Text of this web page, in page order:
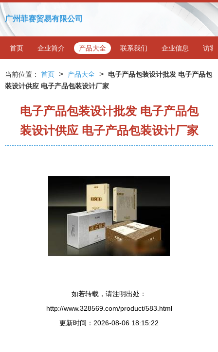
广州菲赛贸易有限公司
首页 企业简介 产品大全 联系我们 企业信息 访客
当前位置： 首页 > 产品大全 >
电子产品包装设计批发 电子产品包
装设计供应 电子产品包装设计厂家
电子产品包装设计批发 电子产品包
装设计供应 电子产品包装设计厂家
如若转载，请注明出处：
http://www.328569.com/product/583.html
更新时间：2026-08-06 18:15:22